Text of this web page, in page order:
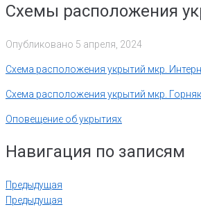
Схемы расположения
Опубликовано 5 апреля, 2024
Схема расположения укрытий мкр.
Схема расположения укрытий мкр. Горняк
Оповещение об укрытиях
Навигация по записям
Предыдущая
Предыдущая